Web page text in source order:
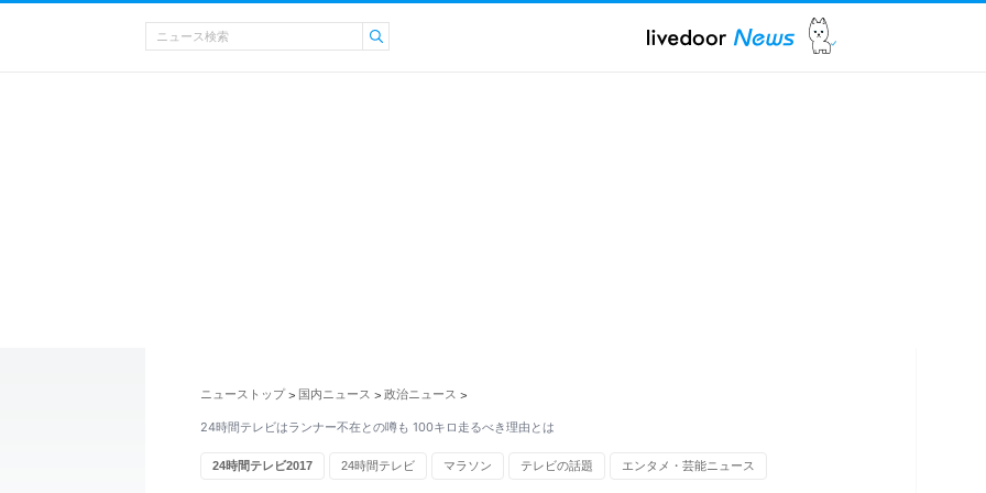
ニューストップ > 国内ニュース > 政治ニュース >
24時間テレビはランナー不在との噂も 100キロ走るべき理由とは
24時間テレビ2017 24時間テレビ マラソン テレビの話題 エンタメ・芸能ニュース